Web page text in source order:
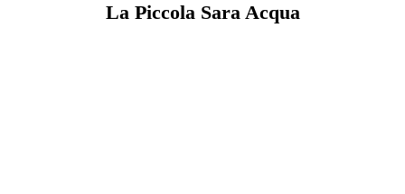
La Piccola Sara Acqua